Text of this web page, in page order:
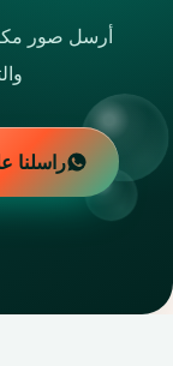
أرسل صور
راسلنا